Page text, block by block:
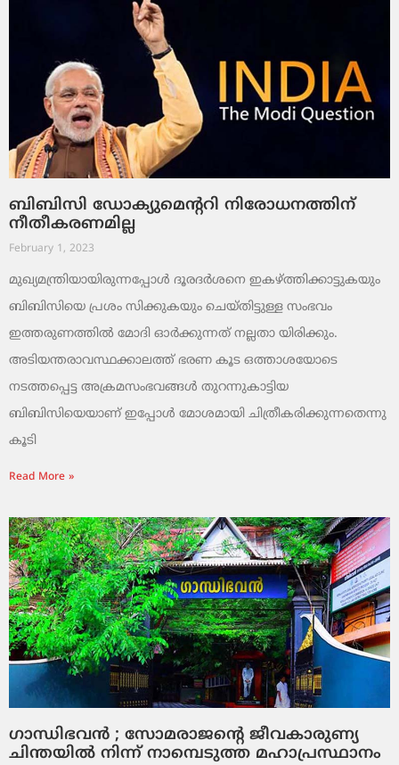
ബിബിസി ഡോക്യുമെന്ററി നിരോധനത്തിന്
നീതീകരണമില്ല
February 1, 2023
മുഖ്യമന്ത്രിയായിരുന്നപ്പോള്‍ ദൂരദര്‍ശനെ ഇകഴ്ത്തിക്കാട്ടുകയും
ബിബിസിയെ പ്രശം സിക്കുകയും ചെയ്തിട്ടുള്ള സംഭവം
ഇത്തരുണത്തില്‍ മോദി ഓര്‍ക്കുന്നത് നല്ലതാ യിരിക്കും.
അടിയന്തരാവസ്ഥക്കാലത്ത് ഭരണ കൂട ഒത്താശയോടെ
നടത്തപ്പെട്ട അക്രമസംഭവങ്ങള്‍ തുറന്നുകാട്ടിയ
ബിബിസിയെയാണ് ഇപ്പോള്‍ മോശമായി ചിത്രീകരിക്കുന്നതെന്നു
കൂടി
Read More »
ഗാന്ധിഭവന്‍ ; സോമരാജന്റെ ജീവകാരുണ്യ
ചിന്തയില്‍ നിന്ന് നാമ്പെടുത്ത മഹാപ്രസ്ഥാനം